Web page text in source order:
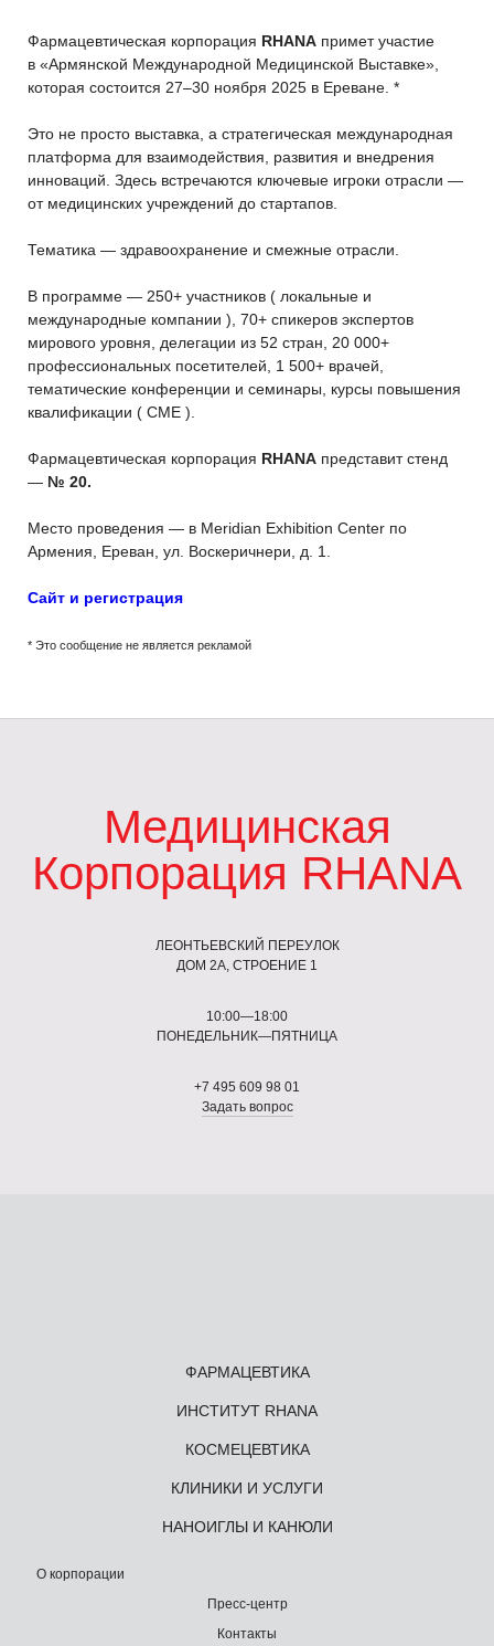
Фармацевтическая корпорация RHANA примет участие
в «Армянской Международной Медицинской Выставке»,
которая состоится 27–30 ноября 2025 в Ереване. *
Это не просто выставка, а стратегическая международная
платформа для взаимодействия, развития и внедрения
инноваций. Здесь встречаются ключевые игроки отрасли —
от медицинских учреждений до стартапов.
Тематика — здравоохранение и смежные отрасли.
В программе — 250+ участников ( локальные и
международные компании ), 70+ спикеров экспертов
мирового уровня, делегации из 52 стран, 20 000+
профессиональных посетителей, 1 500+ врачей,
тематические конференции и семинары, курсы повышения
квалификации ( CME ).
Фармацевтическая корпорация RHANA представит стенд
— № 20.
Место проведения — в Meridian Exhibition Center по
Армения, Ереван, ул. Воскеричнери, д. 1.
Сайт и регистрация
* Это сообщение не является рекламой
Медицинская
Корпорация RHANA
ЛЕОНТЬЕВСКИЙ ПЕРЕУЛОК
ДОМ 2А, СТРОЕНИЕ 1
10:00—18:00
ПОНЕДЕЛЬНИК—ПЯТНИЦА
+7 495 609 98 01
Задать вопрос
ФАРМАЦЕВТИКА
ИНСТИТУТ RHANA
КОСМЕЦЕВТИКА
КЛИНИКИ И УСЛУГИ
НАНОИГЛЫ И КАНЮЛИ
О корпорации
Пресс-центр
Контакты